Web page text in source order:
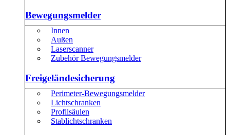
Bewegungsmelder
Innen
Außen
Laserscanner
Zubehör Bewegungsmelder
Freigeländesicherung
Perimeter-Bewegungsmelder
Lichtschranken
Profilsäulen
Stablichtschranken